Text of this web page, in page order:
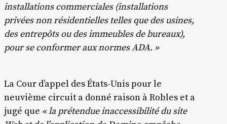
installations commerciales (installations
privées non résidentielles telles que des usines,
des entrepôts ou des immeubles de bureaux),
pour se conformer aux normes ADA. »
La Cour d’appel des États-Unis pour le
neuvième circuit a donné raison à Robles et a
jugé que « la prétendue inaccessibilité du site